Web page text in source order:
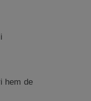
hem de